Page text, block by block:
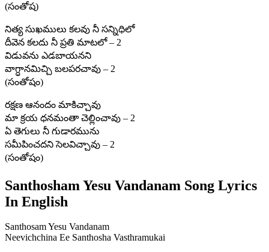
(సంతోష)
నిత్య సుఖములు కలవు నీ సన్నిధిలో
దీవెన కలదు నీ ప్రతి మాటలో – 2
విడువను ఎడబాయనని
వాగ్ధానమిచ్చి బలపరచావు – 2
(సంతోషం)
రక్షణ ఆనందం మాకిచ్చావు
మా క్రయ ధనమంతా చెల్లించావు – 2
ఏ తెగులు నీ గుడారమును
సమీపించదని సెలవిచ్చావు – 2
(సంతోషం)
Santhosham Yesu Vandanam Song Lyrics
In English
Santhosam Yesu Vandanam
Neevichchina Ee Santhosha Vasthramukai